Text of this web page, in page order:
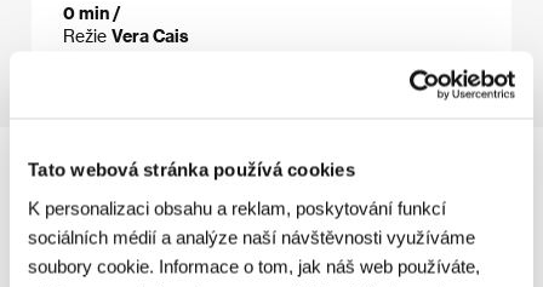
Tato webová stránka používá cookies
K personalizaci obsahu a reklam, poskytování funkcí
sociálních médií a analýze naší návštěvnosti využíváme
soubory cookie. Informace o tom, jak náš web používáte,
0 min /
Režie Vera Cais